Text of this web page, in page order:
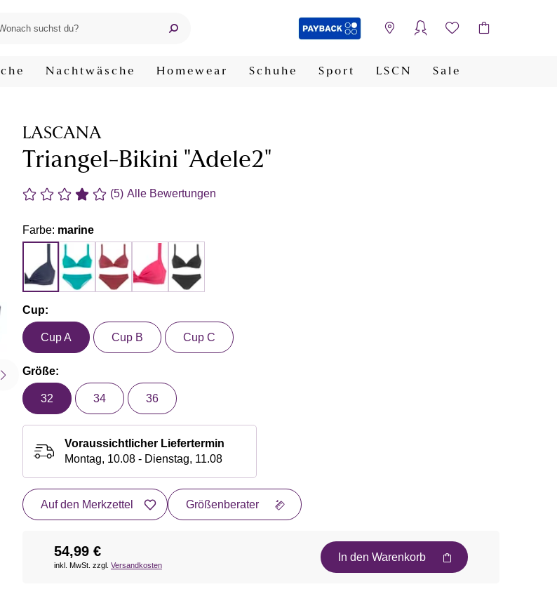
Nachtwäsche Homewear Schuhe Sport LSCN Sale
LASCANA
Triangel-Bikini "Adele2"
(5) Alle Bewertungen
Farbe: marine
Cup:
Cup A Cup B Cup C
Größe:
32 34 36
Voraussichtlicher Liefertermin
Montag, 10.08 - Dienstag, 11.08
Auf den Merkzettel Größenberater
54,99 €
inkl. MwSt. zzgl. Versandkosten
In den Warenkorb